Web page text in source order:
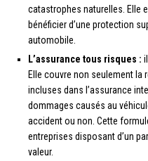
catastrophes naturelles. Elle
bénéficier d’une protection
automobile.
L’assurance tous risques :
Elle couvre non seulement la
incluses dans l’assurance
dommages causés au
accident ou non. Cette
entreprises disposant d’un
valeur.